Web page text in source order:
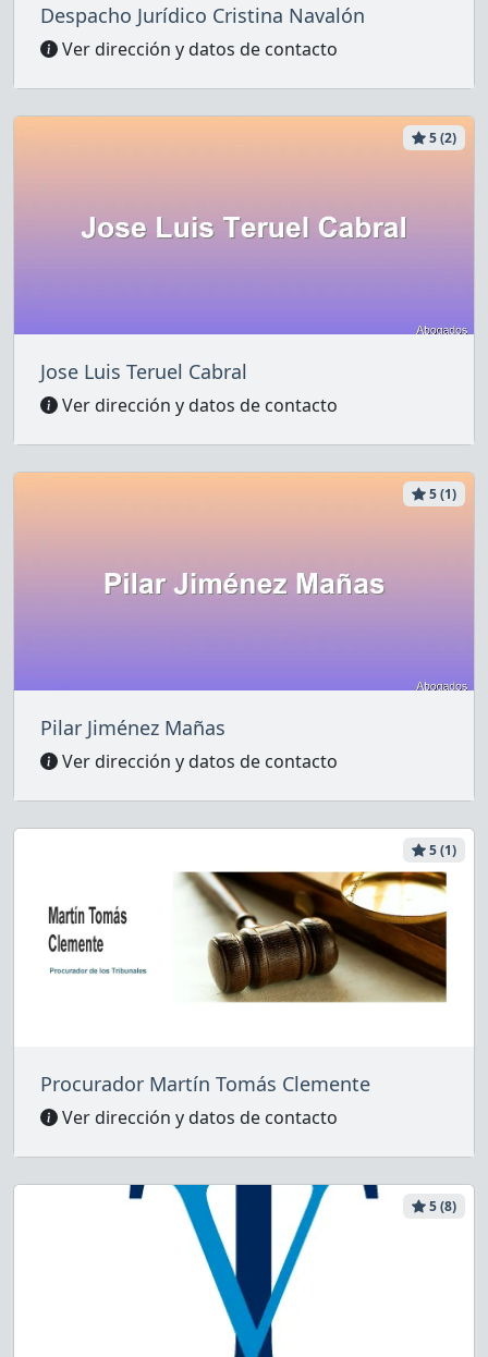
Despacho Jurídico Cristina Navalón
Ver dirección y datos de contacto
5 (2)
Jose Luis Teruel Cabral
Ver dirección y datos de contacto
5 (1)
Pilar Jiménez Mañas
Ver dirección y datos de contacto
5 (1)
Procurador Martín Tomás Clemente
Ver dirección y datos de contacto
5 (8)